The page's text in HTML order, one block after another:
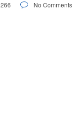
266 No Comments